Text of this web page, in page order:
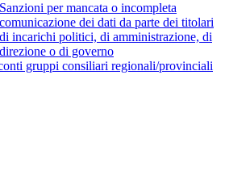
Sanzioni per mancata o incompleta
comunicazione dei dati da parte dei titolari
di incarichi politici, di amministrazione, di
direzione o di governo
gruppi consiliari regionali/provinciali